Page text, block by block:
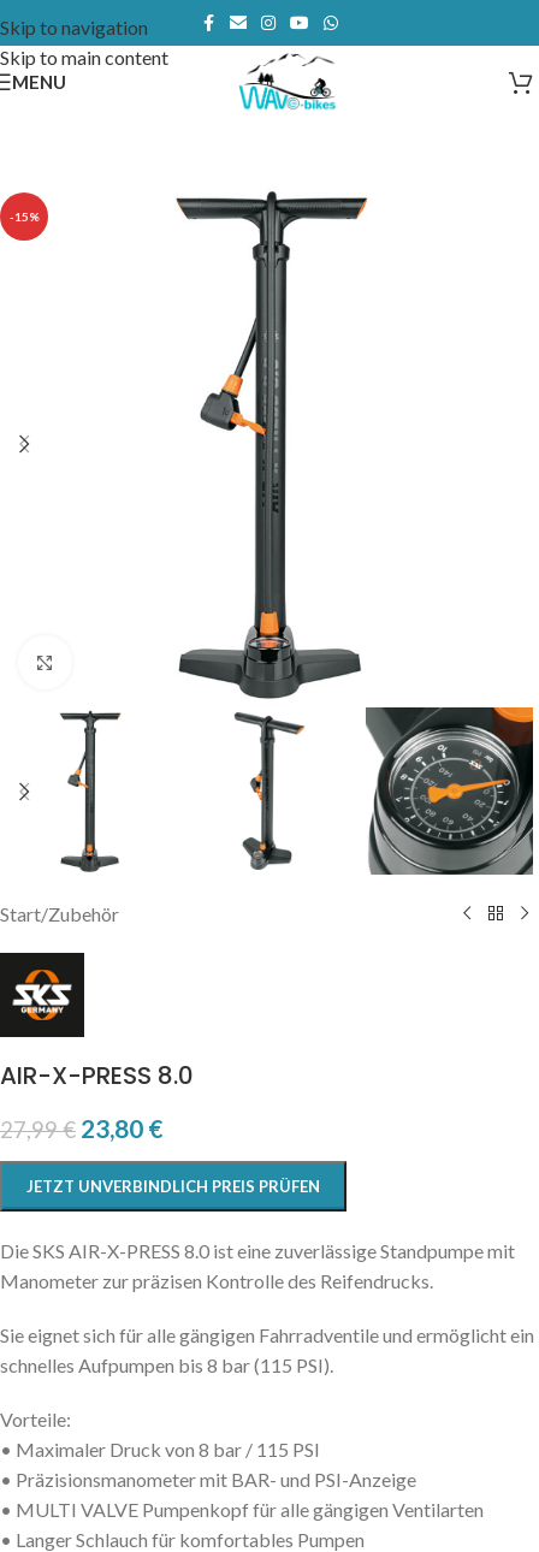
Skip to navigation
Skip to main content
MENU
-15%
Click to enlarge
Start/Zubehör
AIR-X-PRESS 8.0
27,99€ 23,80 €
JETZT UNVERBINDLICH PREIS PRÜFEN
Die SKS AIR-X-PRESS 8.0 ist eine zuverlässige Standpumpe mit
Manometer zur präzisen Kontrolle des Reifendrucks.
Sie eignet sich für alle gängigen Fahrradventile und ermöglicht ein
schnelles Aufpumpen bis 8 bar (115 PSI).
Vorteile:
• Maximaler Druck von 8 bar / 115 PSI
• Präzisionsmanometer mit BAR- und PSI-Anzeige
• MULTI VALVE Pumpenkopf für alle gängigen Ventilarten
• Langer Schlauch für komfortables Pumpen